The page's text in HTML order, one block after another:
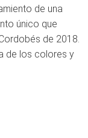
de una
único que
de 2018.
de los colores y